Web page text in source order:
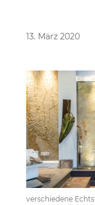
13. März 2020
verschiedene